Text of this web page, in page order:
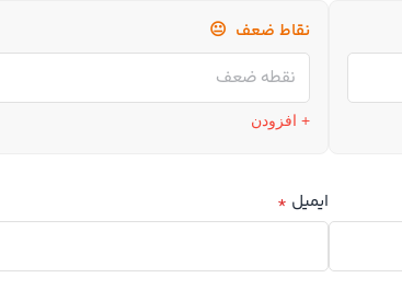
نقاط ضعف 😐
+ افزودن
ایمیل *